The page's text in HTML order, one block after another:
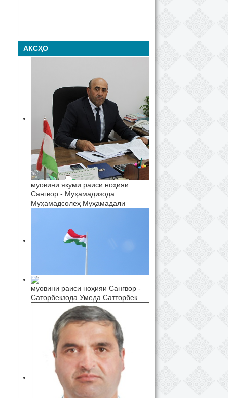
АКСҲО
муовини якуми раиси ноҳияи
Сангвор - Муҳамадизода
Муҳамадсолеҳ Муҳамадали
муовини раиси ноҳияи Сангвор -
Саторбекзода Умеда Сатторбек